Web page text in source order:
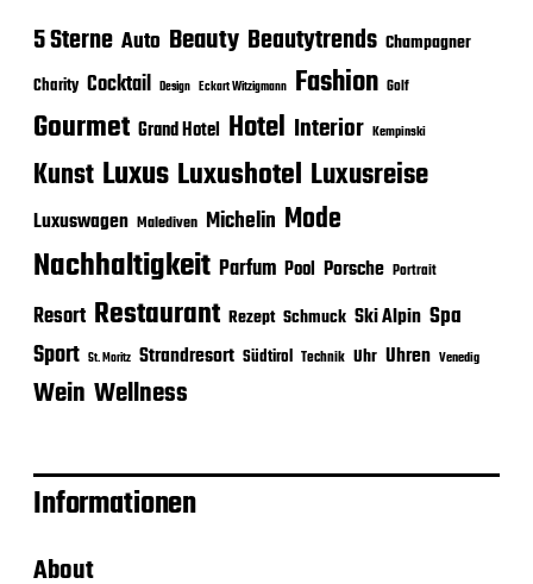
5 Sterne Auto Beauty Beautytrends Champagner
Charity Cocktail Design Eckart Witzigmann Fashion Golf
Gourmet Grand Hotel Hotel Interior Kempinski
Kunst Luxus Luxushotel Luxusreise
Luxuswagen Malediven Michelin Mode
Nachhaltigkeit Parfum Pool Porsche Portrait
Resort Restaurant Rezept Schmuck Ski Alpin Spa
Sport St. Moritz Strandresort Südtirol Technik Uhr Uhren Venedig
Wein Wellness
Informationen
About